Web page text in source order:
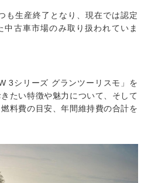
も生産終了となり、現在では認定
中古車市場のみ取り扱われていま
3シリーズ グランツーリスモ」を
たい特徴や魅力について、そして
料費の目安、年間維持費の合計を